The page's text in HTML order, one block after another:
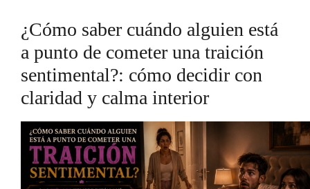
¿Cómo saber cuándo alguien está
a punto de cometer una traición
sentimental?: cómo decidir con
claridad y calma interior